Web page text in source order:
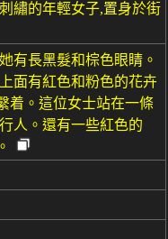
繡的年輕女子,置身於街
有長黑髮和棕色眼睛。
面有紅色和粉色的花卉
着。這位女士站在一條
人。還有一些紅色的